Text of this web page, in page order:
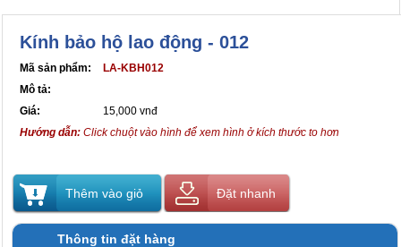
Kính bảo hộ lao động - 012
Mã sản phẩm:
LA-KBH012
Mô tả:
Giá:
15,000 vnđ
Hướng dẫn: Click chuột vào hình để xem hình ở kích thước to hơn
Thêm vào giỏ Đặt nhanh
Thông tin đặt hàng